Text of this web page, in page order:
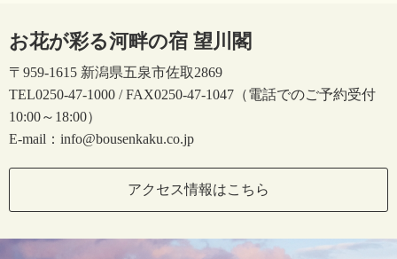
お花が彩る河畔の宿 望川閣
〒959-1615 新潟県五泉市佐取2869
TEL0250-47-1000 / FAX0250-47-1047（電話でのご予約受付
10:00～18:00）
E-mail：info@bousenkaku.co.jp
アクセス情報はこちら